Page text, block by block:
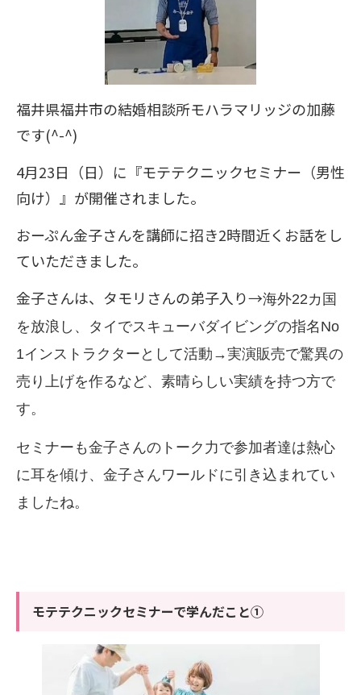
福井県福井市の結婚相談所モハラマリッジの加藤
です(^-^)
4月23日（日）に『モテテクニックセミナー（男性
向け）』が開催されました。
おーぷん金子さんを講師に招き2時間近くお話をし
ていただきました。
金子さんは、タモリさんの弟子入り→海外22カ国
を放浪し、タイでスキューバダイビングの指名No
1インストラクターとして活動→実演販売で驚異の
売り上げを作るなど、素晴らしい実績を持つ方で
す。
セミナーも金子さんのトーク力で参加者達は熱心
に耳を傾け、金子さんワールドに引き込まれてい
ましたね。
モテテクニックセミナーで学んだこと①